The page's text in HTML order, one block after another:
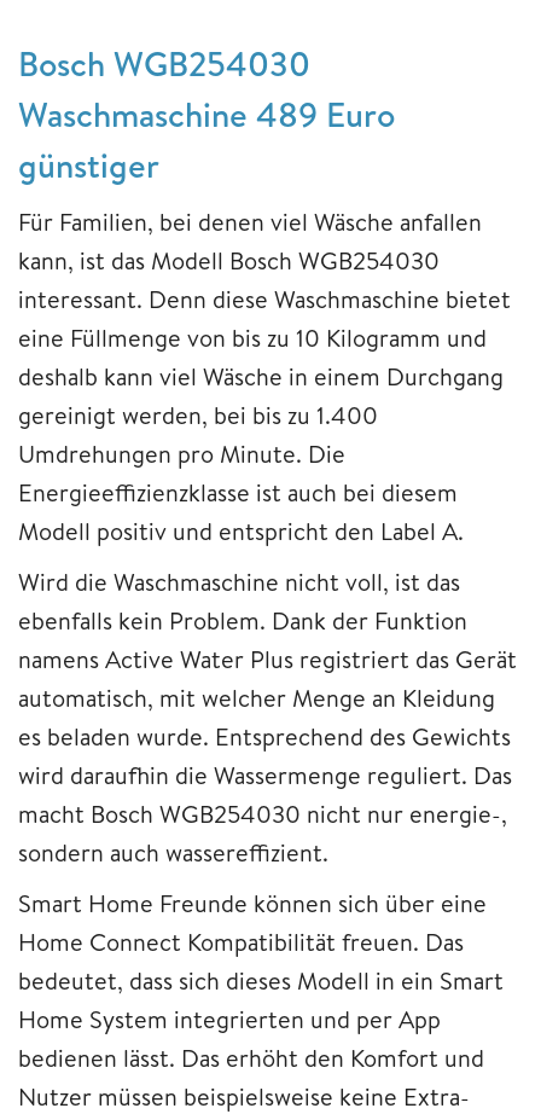
Bosch WGB254030
Waschmaschine 489 Euro
günstiger
Für Familien, bei denen viel Wäsche anfallen
kann, ist das Modell Bosch WGB254030
interessant. Denn diese Waschmaschine bietet
eine Füllmenge von bis zu 10 Kilogramm und
deshalb kann viel Wäsche in einem Durchgang
gereinigt werden, bei bis zu 1.400
Umdrehungen pro Minute. Die
Energieeffizienzklasse ist auch bei diesem
Modell positiv und entspricht den Label A.
Wird die Waschmaschine nicht voll, ist das
ebenfalls kein Problem. Dank der Funktion
namens Active Water Plus registriert das Gerät
automatisch, mit welcher Menge an Kleidung
es beladen wurde. Entsprechend des Gewichts
wird daraufhin die Wassermenge reguliert. Das
macht Bosch WGB254030 nicht nur energie-,
sondern auch wassereffizient.
Smart Home Freunde können sich über eine
Home Connect Kompatibilität freuen. Das
bedeutet, dass sich dieses Modell in ein Smart
Home System integrierten und per App
bedienen lässt. Das erhöht den Komfort und
Nutzer müssen beispielsweise keine Extra-